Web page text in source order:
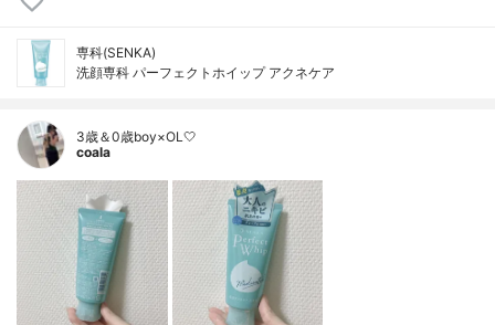
専科(SENKA)
洗顔専科 パーフェクトホイップ アクネケア
3歳＆0歳boy×OL🤍
coala